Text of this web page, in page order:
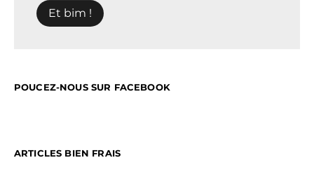
POUCEZ-NOUS SUR FACEBOOK
ARTICLES BIEN FRAIS